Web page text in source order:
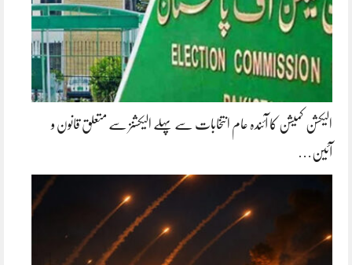
الیکشن کمیشن کا آئندہ عام انتخابات سے پہلے الیکشنز سے متعلق قانون و
آئین…